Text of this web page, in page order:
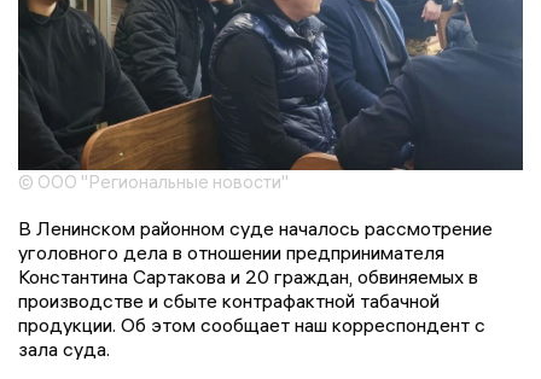
© ООО "Региональные новости"
В Ленинском районном суде началось рассмотрение
уголовного дела в отношении предпринимателя
Константина Сартакова и 20 граждан, обвиняемых в
производстве и сбыте контрафактной табачной
продукции. Об этом сообщает наш корреспондент с
зала суда.